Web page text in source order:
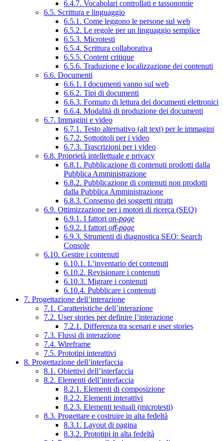
6.4.7. Vocabolari controllati e tassonomie
6.5. Scrittura e linguaggio
6.5.1. Come leggono le persone sul web
6.5.2. Le regole per un linguaggio semplice
6.5.3. Microtesti
6.5.4. Scrittura collaborativa
6.5.5. Content critique
6.5.6. Traduzione e localizzazione dei contenuti
6.6. Documenti
6.6.1. I documenti vanno sul web
6.6.2. Tipi di documenti
6.6.3. Formato di lettura dei documenti elettronici
6.6.4. Modalità di produzione dei documenti
6.7. Immagini e video
6.7.1. Testo alternativo (alt text) per le immagini
6.7.2. Sottotitoli per i video
6.7.3. Trascrizioni per i video
6.8. Proprietà intellettuale e privacy
6.8.1. Pubblicazione di contenuti prodotti dalla
Pubblica Amministrazione
6.8.2. Pubblicazione di contenuti non prodotti
dalla Pubblica Amministrazione
6.8.3. Consenso dei soggetti ritratti
6.9. Ottimizzazione per i motori di ricerca (SEO)
6.9.1. I fattori on-page
6.9.2. I fattori off-page
6.9.3. Strumenti di diagnostica SEO: Search
Console
6.10. Gestire i contenuti
6.10.1. L’inventario dei contenuti
6.10.2. Revisionare i contenuti
6.10.3. Migrare i contenuti
6.10.4. Pubblicare i contenuti
7. Progettazione dell’interazione
7.1. Caratteristiche dell’interazione
7.2. User stories per definire l’interazione
7.2.1. Differenza tra scenari e user stories
7.3. Flussi di interazione
7.4. Wireframe
7.5. Prototipi interattivi
8. Progettazione dell’interfaccia
8.1. Obiettivi dell’interfaccia
8.2. Elementi dell’interfaccia
8.2.1. Elementi di composizione
8.2.2. Elementi interattivi
8.2.3. Elementi testuali (microtesti)
8.3. Progettare e costruire in alta fedeltà
8.3.1. Layout di pagina
8.3.2. Prototipi in alta fedeltà